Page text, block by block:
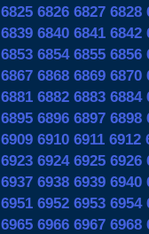
6825 6826 6827 6828
6839 6840 6841 6842
6853 6854 6855 6856
6867 6868 6869 6870
6881 6882 6883 6884
6895 6896 6897 6898
6909 6910 6911 6912
6923 6924 6925 6926
6937 6938 6939 6940
6951 6952 6953 6954
6965 6966 6967 6968